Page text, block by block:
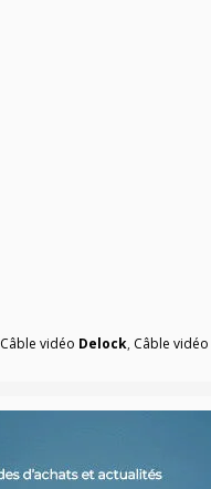
Câble vidéo Delock, Câble vidéo